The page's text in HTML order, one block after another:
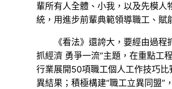
輩所有人全體、小我，以及先模
統，用進步前輩典範領導職工、賦
《看法》還誇大，要經由過
抓經濟 勇爭一流”主題，在重點工
行業展開50項職工個人工作技巧
異結果；積極構建“職工立異同盟”